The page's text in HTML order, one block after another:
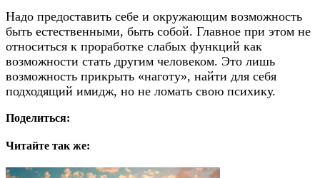
Надо предоставить себе и окружающим возможность
быть естественными, быть собой. Главное при этом не
относиться к проработке слабых функций как
возможности стать другим человеком. Это лишь
возможность прикрыть «наготу», найти для себя
подходящий имидж, но не ломать свою психику.
Поделиться:
Читайте так же: